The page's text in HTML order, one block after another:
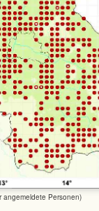
angemeldete Personen)